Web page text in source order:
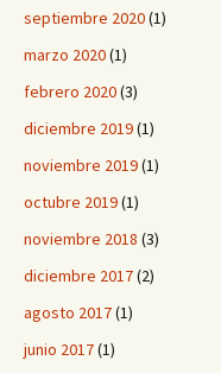
septiembre 2020(1)
marzo 2020(1)
febrero 2020(3)
diciembre 2019(1)
noviembre 2019(1)
octubre 2019(1)
noviembre 2018 (3)
diciembre 2017(2)
agosto 2017(1)
junio 2017(1)